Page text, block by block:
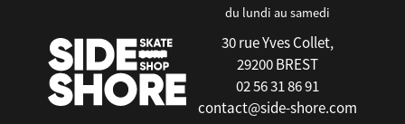
du lundi au samedi
30 rue Yves Collet,
29200 BREST
02 56 31 86 91
contact@side-shore.com